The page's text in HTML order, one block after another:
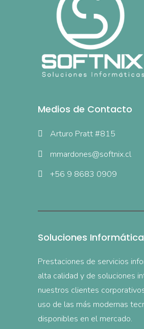
Medios de Contacto
Arturo Pratt #815
mmardones@softnix.cl
+56 9 8683 0909
Soluciones
Prestaciones de servicios
alta calidad y de soluciones
nuestros clientes
uso de las más modernas
disponibles en el mercado.